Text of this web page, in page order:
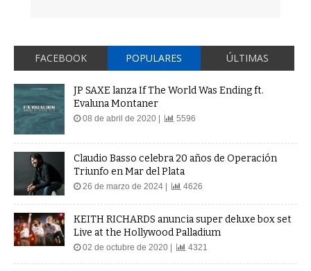
FACEBOOK POPULARES ÚLTIMAS
JP SAXE lanza If The World Was Ending ft.
Evaluna Montaner
08 de abril de 2020 | 5596
Claudio Basso celebra 20 años de Operación
Triunfo en Mar del Plata
26 de marzo de 2024 | 4626
KEITH RICHARDS anuncia super deluxe box set
Live at the Hollywood Palladium
02 de octubre de 2020 | 4321